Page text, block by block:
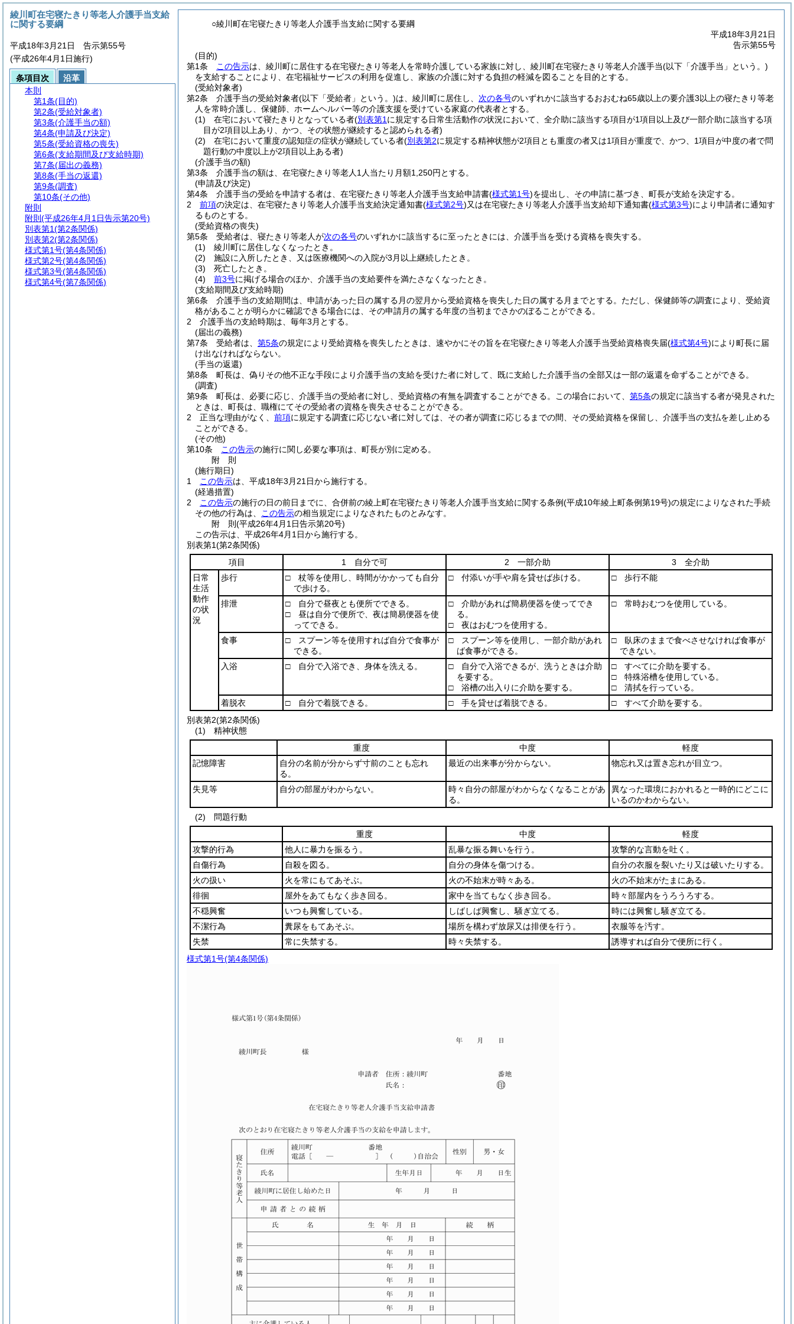
○綾川町在宅寝たきり等老人介護手当支給に関する要綱
平成18年3月21日
告示第55号
(目的)
第1条
この告示は、綾川町に居住する在宅寝たきり等老人を常時介護している家族に対し、綾川町在宅寝たきり等老人介護手当(以下「介護手当」という。)
を支給することにより、在宅福祉サービスの利用を促進し、家族の介護に対する負担の軽減を図ることを目的とする。
(受給対象者)
第2条
介護手当の受給対象者(以下「受給者」という。)は、綾川町に居住し、 次の各号のいずれかに該当するおおむね65歳以上の要介護3以上の寝たきり等老
人を常時介護し、保健師、ホームヘルパー等の介護支援を受けている家庭の代表者とする。
(1)
在宅において寝たきりとなっている者(別表第1 に規定する日常生活動作の状況において、全介助に該当する項目が1項目以上及び一部介助に該当する項
目が2項目以上あり、かつ、その状態が継続すると認められる者)
(2)
在宅において重度の認知症の症状が継続している者(別表第2に規定する精神状態が2項目とも重度の者又は1項目が重度で、かつ、1項目が中度の者で問
題行動の中度以上が2項目以上ある者)
(介護手当の額)
第3条
介護手当の額は、在宅寝たきり等老人1人当たり月額1,250円とする。
(申請及び決定)
第4条
介護手当の受給を申請する者は、在宅寝たきり等老人介護手当支給申請書(様式第1号)を提出し、その申請に基づき、町長が支給を決定する。
2
前項の決定は、在宅寝たきり等老人介護手当支給決定通知書(様式第2号)又は在宅寝たきり等老人介護手当支給却下通知書(様式第3号)により申請者に通知す
るものとする。
(受給資格の喪失)
第5条
受給者は、寝たきり等老人が次の各号のいずれかに該当するに至ったときには、介護手当を受ける資格を喪失する。
(1)
綾川町に居住しなくなったとき。
(2)
施設に入所したとき、又は医療機関への入院が3月以上継続したとき。
(3)
死亡したとき。
(4)
前3号に掲げる場合のほか、介護手当の支給要件を満たさなくなったとき。
(支給期間及び支給時期)
第6条
介護手当の支給期間は、申請があった日の属する月の翌月から受給資格を喪失した日の属する月までとする。 ただし、保健師等の調査により、受給資
格があることが明らかに確認できる場合には、その申請月の属する年度の当初までさかのぼることができる。
2
介護手当の支給時期は、毎年3月とする。
(届出の義務)
第7条
受給者は、 第5条の規定により受給資格を喪失したときは、速やかにその旨を在宅寝たきり等老人介護手当受給資格喪失届(様式第4号)により町長に届
け出なければならない。
(手当の返還)
第8条
町長は、偽りその他不正な手段により介護手当の支給を受けた者に対して、既に支給した介護手当の全部又は一部の返還を命ずることができる。
(調査)
第9条
町長は、必要に応じ、介護手当の受給者に対し、受給資格の有無を調査することができる。 この場合において、 第5条の規定に該当する者が発見された
ときは、町長は、職権にてその受給者の資格を喪失させることができる。
2
正当な理由がなく、 前項に規定する調査に応じない者に対しては、その者が調査に応じるまでの間、その受給資格を保留し、介護手当の支払を差し止める
ことができる。
(その他)
第10条
この告示の施行に関し必要な事項は、町長が別に定める。
附 則
(施行期日)
1
この告示は、平成18年3月21日から施行する。
(経過措置)
2
この告示の施行の日の前日までに、合併前の綾上町在宅寝たきり等老人介護手当支給に関する条例(平成10年綾上町条例第19号)の規定によりなされた手続
その他の行為は、
この告示の相当規定によりなされたものとみなす。
附 則(平成26年4月1日告示第20号)
この告示は、平成26年4月1日から施行する。
別表第1(第2条関係)
項目
1 自分で可 2 一部介助
3 全介助
日常
生活
動作
の状
況
歩行
□ 杖等を使用し、時間がかかっても自分
で歩ける。
□ 付添いが手や肩を貸せば歩ける。 □ 歩行不能
排泄
□ 自分で昼夜とも便所でできる。
□ 昼は自分で便所で、夜は簡易便器を使
ってできる。
□ 介助があれば簡易便器を使ってでき
る。
□ 夜はおむつを使用する。
□ 常時おむつを使用している。
食事
□ スプーン等を使用すれば自分で食事が
できる。
□ スプーン等を使用し、一部介助があれ
ば食事ができる。
□ 臥床のままで食べさせなければ食事が
できない。
入浴
□ 自分で入浴でき、身体を洗える。
□ 自分で入浴できるが、洗うときは介助
を要する。
□ 浴槽の出入りに介助を要する。
□ すべてに介助を要する。
□ 特殊浴槽を使用している。
□ 清拭を行っている。
着脱衣
□ 自分で着脱できる。 □ 手を貸せば着脱できる。
□ すべて介助を要する。
別表第2(第2条関係)
(1) 精神状態
重度
中度
軽度
記憶障害
自分の名前が分からず寸前のことも忘れ
る。
最近の出来事が分からない。 物忘れ又は置き忘れが目立つ。
失見等 自分の部屋がわからない。
時々自分の部屋がわからなくなることがあ
る。
異なった環境におかれると一時的にどこに
いるのかわからない。
(2) 問題行動
重度
中度
軽度
攻撃的行為
他人に暴力を振るう。 乱暴な振る舞いを行う。
攻撃的な言動を吐く。
自傷行為
自殺を図る。 自分の身体を傷つける。
自分の衣服を裂いたり又は破いたりする。
火の扱い
火を常にもてあそぶ。 火の不始末が時々ある。
火の不始末がたまにある。
徘徊
屋外をあてもなく歩き回る。 家中を当てもなく歩き回る。
時々部屋内をうろうろする。
不穏興奮
いつも興奮している。 しばしば興奮し、騒ぎ立てる。
時には興奮し騒ぎ立てる。
不潔行為
糞尿をもてあそぶ。 場所を構わず放尿又は排便を行う。
衣服等を汚す。
失禁
常に失禁する。 時々失禁する。
誘導すれば自分で便所に行く。
様式第1号(第4条関係)
綾川町在宅寝たきり等老人介護手当支給
に関する要綱
平成18年3月21日 告示第55号
(平成26年4月1日施行)
条項目次
沿革
本則
第1条(目的)
第2条(受給対象者)
第3条(介護手当の額)
第4条(申請及び決定)
第5条(受給資格の喪失)
第6条(支給期間及び支給時期)
第7条(届出の義務)
第8条(手当の返還)
第9条(調査)
第10条(その他)
附則
附則 (平成26年4月1日告示第20号)
別表第1(第2条関係)
別表第2(第2条関係)
様式第1号(第4条関係)
様式第2号(第4条関係)
様式第3号(第4条関係)
様式第4号(第7条関係)